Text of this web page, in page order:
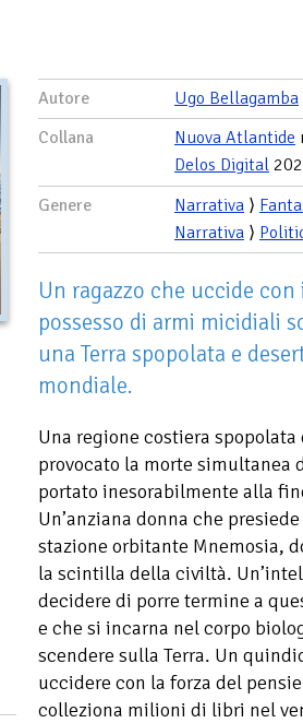
Autore Ugo Bellagamba
Collana
Nuova Atlantide
Delos Digital
Genere
Narrativa ⟩
Narrativa ⟩
Un ragazzo che uccide
possesso di armi micidiali
una Terra spopolata e
mondiale.
Una regione costiera
provocato la morte simultanea
portato inesorabilmente alla
Un’anziana donna che
stazione orbitante Mnemosia,
la scintilla della civiltà.
decidere di porre termine a
e che si incarna nel corpo
scendere sulla Terra. Un
uccidere con la forza del
colleziona milioni di libri nel